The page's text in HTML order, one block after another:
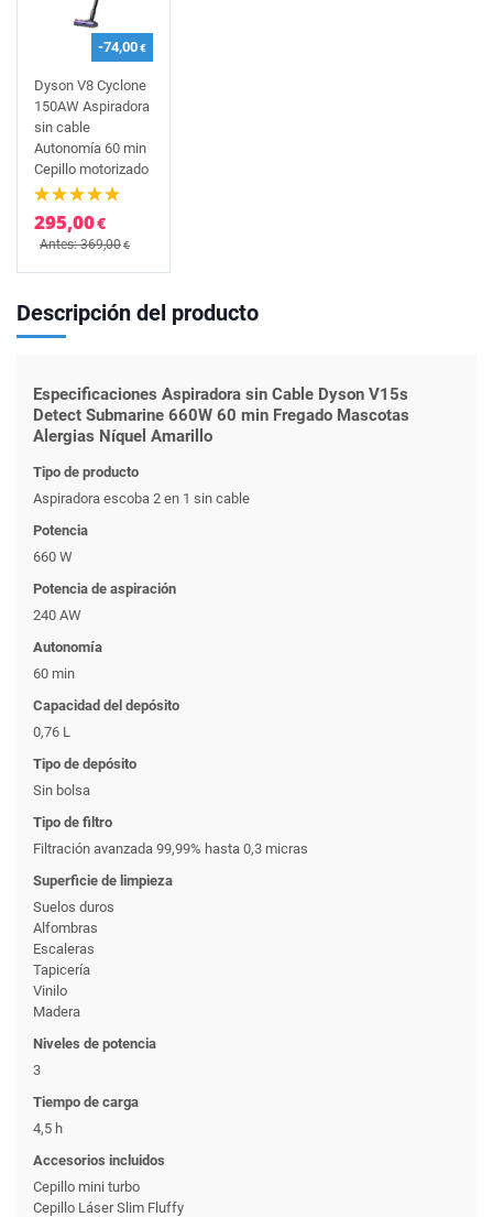
-74,00€
Dyson V8 Cyclone
150AW Aspiradora
sin cable
Autonomía 60 min
Cepillo motorizado
295,00€
Antes: 369,00€
Descripción del producto
Especificaciones Aspiradora sin Cable Dyson V15s
Detect Submarine 660W 60 min Fregado Mascotas
Alergias Níquel Amarillo
Tipo de producto
Aspiradora escoba 2 en 1 sin cable
Potencia
660 W
Potencia de aspiración
240 AW
Autonomía
60 min
Capacidad del depósito
0,76 L
Tipo de depósito
Sin bolsa
Tipo de filtro
Filtración avanzada 99,99% hasta 0,3 micras
Superficie de limpieza
Suelos duros
Alfombras
Escaleras
Tapicería
Vinilo
Madera
Niveles de potencia
3
Tiempo de carga
4,5 h
Accesorios incluidos
Cepillo mini turbo
Cepillo Láser Slim Fluffy